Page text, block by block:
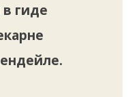
гиде